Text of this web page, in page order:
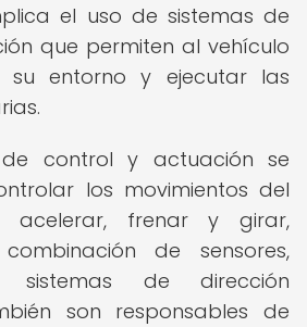
el uso de sistemas de
que permiten al vehículo
su entorno y ejecutar las
de control y actuación se
los movimientos del
acelerar, frenar y girar,
de sensores,
sistemas de dirección
son responsables de